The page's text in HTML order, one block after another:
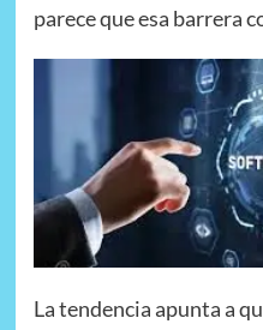
parece que esa barrera
La tendencia apunta a